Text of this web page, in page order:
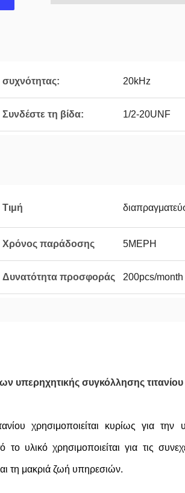
συχνότητας: 20kHz
Συνδέστε τη βίδα: 1/2-20UNF
Τιμή
Χρόνος παράδοσης 5ΜΕΡΗ
Δυνατότητα προσφοράς 200pcs/month
υπερηχητικής συγκόλλησης
χρησιμοποιείται κυρίως για την
το υλικό χρησιμοποιείται για τις
τη μακριά ζωή υπηρεσιών.